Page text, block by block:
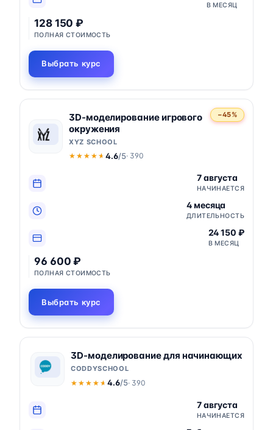
В МЕСЯЦ
128 150 ₽
ПОЛНАЯ СТОИМОСТЬ
Выбрать курс
−45%
3D-моделирование игрового
окружения
XYZ SCHOOL
★★★★★
★★★★★ 4.6/5· 390
7 августа
НАЧИНАЕТСЯ
4 месяца
ДЛИТЕЛЬНОСТЬ
24 150 ₽
В МЕСЯЦ
96 600 ₽
ПОЛНАЯ СТОИМОСТЬ
Выбрать курс
3D-моделирование для начинающих
CODDYSCHOOL
★★★★★
★★★★★4.6/5· 390
7 августа
НАЧИНАЕТСЯ